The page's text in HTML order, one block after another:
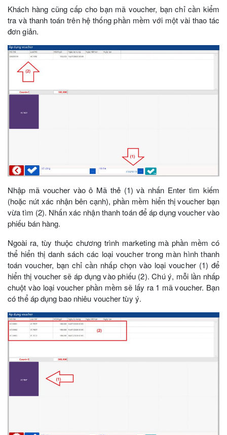
Khách hàng cũng cấp cho bạn mã voucher, bạn chỉ cần kiểm
tra và thanh toán trên hệ thống phần mềm với một vài thao tác
đơn giản.
Nhập mã voucher vào ô Mã thẻ (1) và nhấn Enter tìm kiếm
(hoặc nút xác nhận bên cạnh), phần mềm hiển thị voucher bạn
vừa tìm (2). Nhấn xác nhận thanh toán để áp dụng voucher vào
phiếu bán hàng.
Ngoài ra, tùy thuộc chương trình marketing mà phần mềm có
thể hiển thị danh sách các loại voucher trong màn hình thanh
toán voucher, bạn chỉ cần nhấp chọn vào loại voucher (1) để
hiển thị voucher sẽ áp dụng vào phiếu (2). Chú ý, mỗi lần nhấp
chuột vào loại voucher phần mềm sẽ lấy ra 1 mã voucher. Bạn
có thể áp dụng bao nhiêu voucher tùy ý.